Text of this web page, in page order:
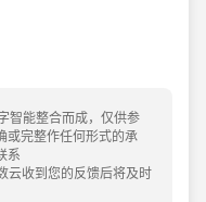
智能整合而成，仅供参
或完整作任何形式的承
系
云收到您的反馈后将及时